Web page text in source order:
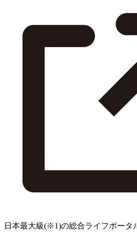
日本最大級(※1)の総合ライフポータ